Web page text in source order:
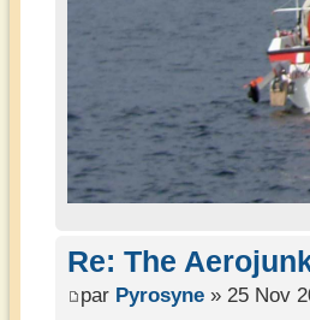
Re: The
par Pyrosyne » 25 Nov